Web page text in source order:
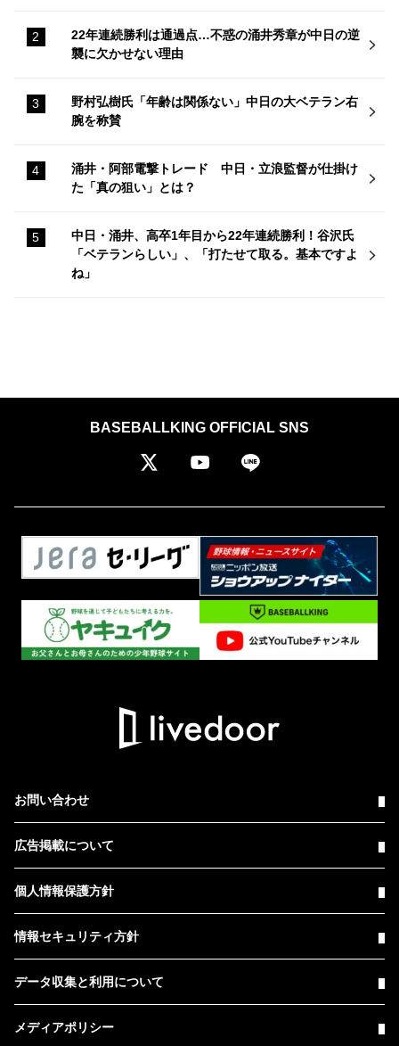
22年連続勝利は通過点…不惑の涌井秀章が中日の逆
襲に欠かせない理由
野村弘樹氏「年齢は関係ない」中日の大ベテラン右
腕を称賛
涌井・阿部電撃トレード 中日・立浪監督が仕掛け
た「真の狙い」とは？
中日・涌井、高卒1年目から22年連続勝利！谷沢氏
「ベテランらしい」、「打たせて取る。基本ですよ
ね」
BASEBALLKING OFFICIAL SNS
お問い合わせ
広告掲載について
個人情報保護方針
情報セキュリティ方針
データ収集と利用について
メディアポリシー